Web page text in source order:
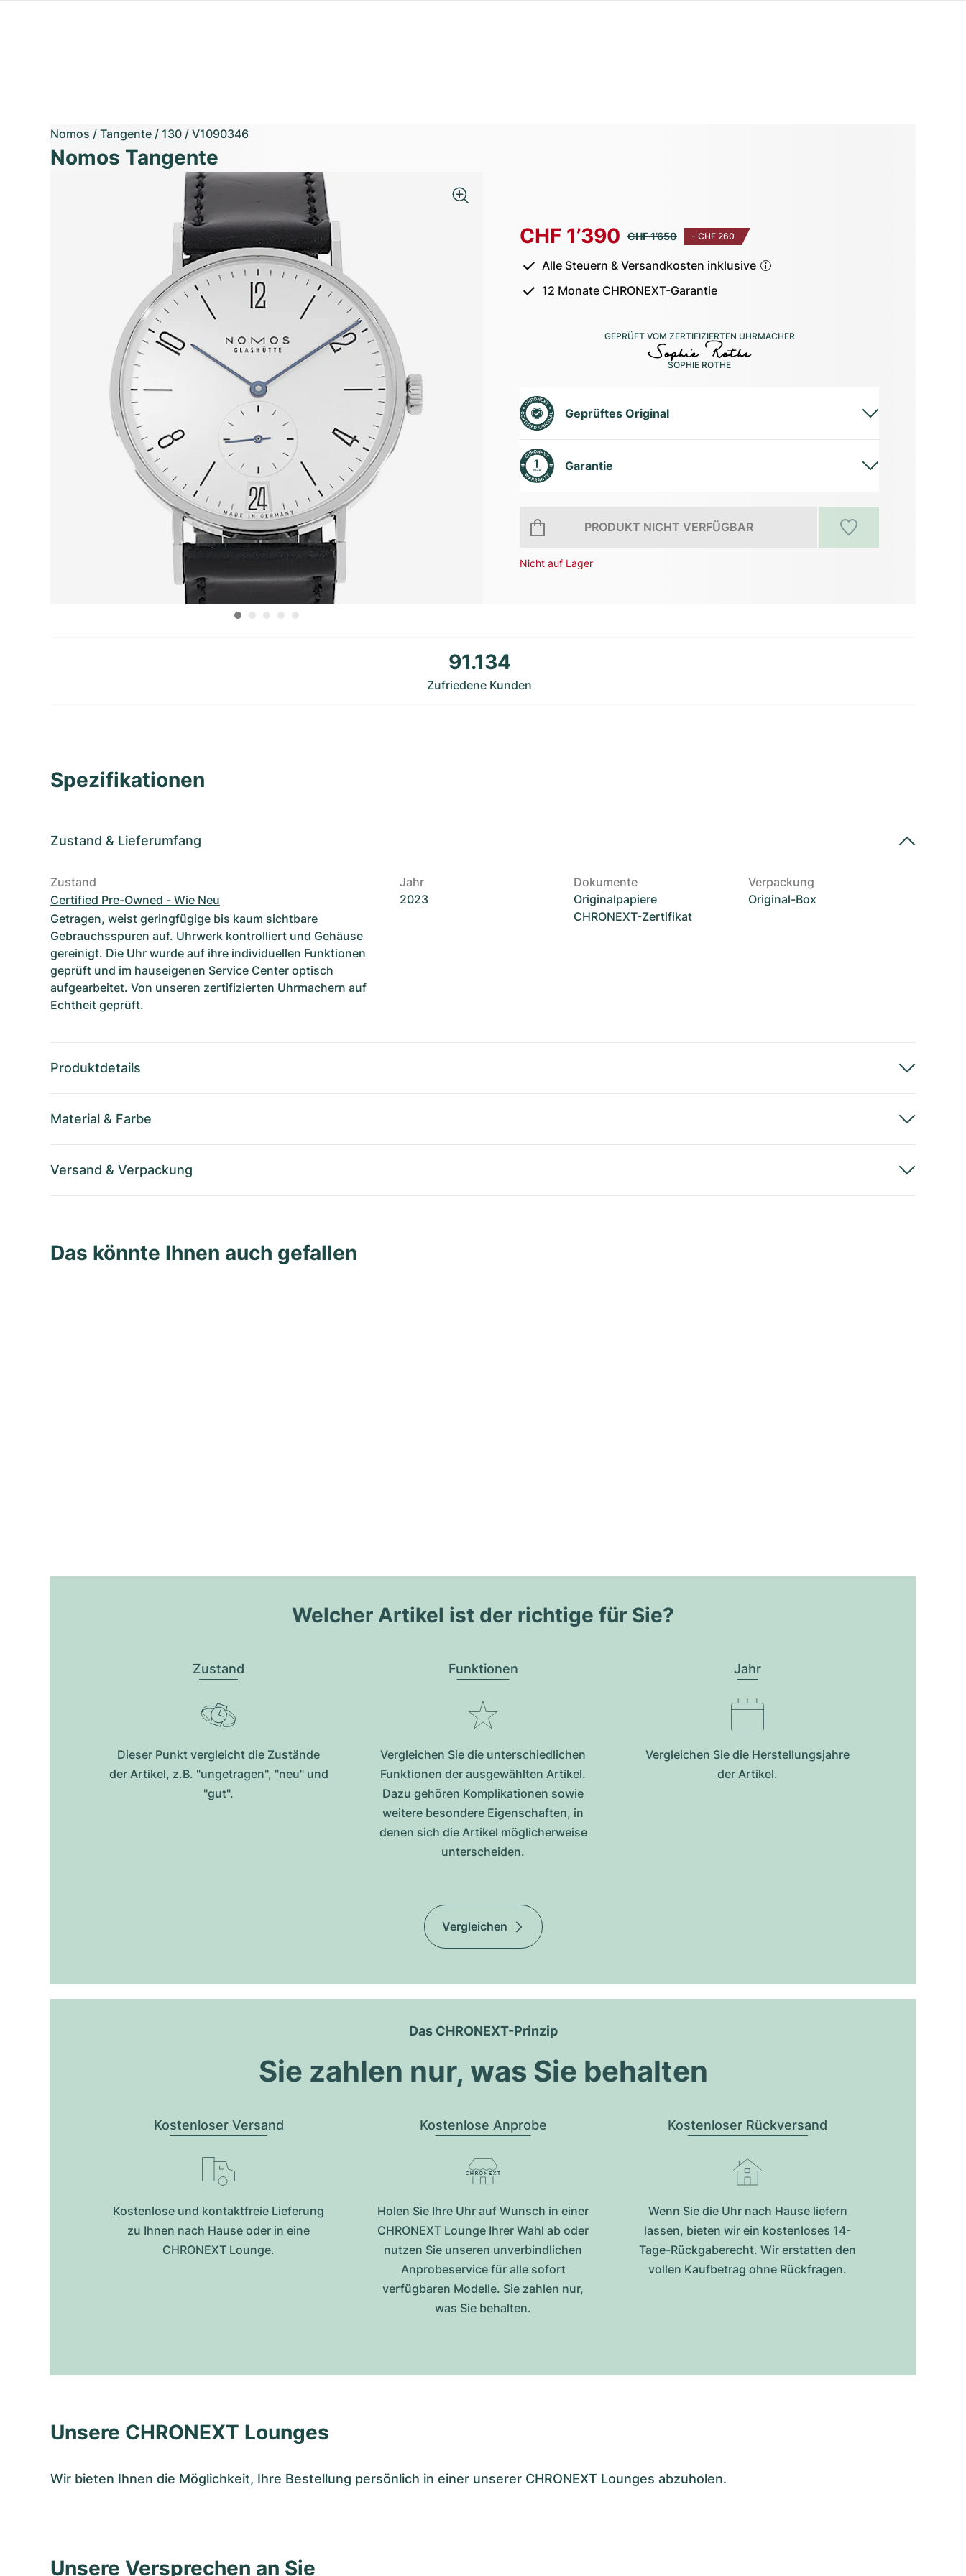
Nomos / Tangente / 130 / V1090346
Nomos Tangente
CHF 1’390 CHF 1’650 - CHF 260
Alle Steuern & Versandkosten inklusive
12 Monate CHRONEXT-Garantie
GEPRÜFT VOM ZERTIFIZIERTEN UHRMACHER
SOPHIE ROTHE
Geprüftes Original
Garantie
PRODUKT NICHT VERFÜGBAR
Nicht auf Lager
91.134
Zufriedene Kunden
Spezifikationen
Zustand & Lieferumfang
Zustand
Certified Pre-Owned - Wie Neu
Getragen, weist geringfügige bis kaum sichtbare
Gebrauchsspuren auf. Uhrwerk kontrolliert und Gehäuse
gereinigt. Die Uhr wurde auf ihre individuellen Funktionen
geprüft und im hauseigenen Service Center optisch
aufgearbeitet. Von unseren zertifizierten Uhrmachern auf
Echtheit geprüft.
Jahr
2023
Dokumente
Originalpapiere
CHRONEXT-Zertifikat
Verpackung
Original-Box
Produktdetails
Material & Farbe
Versand & Verpackung
Das könnte Ihnen auch gefallen
Welcher Artikel ist der richtige für Sie?
Zustand
Dieser Punkt vergleicht die Zustände
der Artikel, z.B. "ungetragen", "neu" und
"gut".
Funktionen
Vergleichen Sie die unterschiedlichen
Funktionen der ausgewählten Artikel.
Dazu gehören Komplikationen sowie
weitere besondere Eigenschaften, in
denen sich die Artikel möglicherweise
unterscheiden.
Jahr
Vergleichen Sie die Herstellungsjahre
der Artikel.
Vergleichen
Das CHRONEXT-Prinzip
Sie zahlen nur, was Sie behalten
Kostenloser Versand
Kostenlose und kontaktfreie Lieferung
zu Ihnen nach Hause oder in eine
CHRONEXT Lounge.
Kostenlose Anprobe
Holen Sie Ihre Uhr auf Wunsch in einer
CHRONEXT Lounge Ihrer Wahl ab oder
nutzen Sie unseren unverbindlichen
Anprobeservice für alle sofort
verfügbaren Modelle. Sie zahlen nur,
was Sie behalten.
Kostenloser Rückversand
Wenn Sie die Uhr nach Hause liefern
lassen, bieten wir ein kostenloses 14-
Tage-Rückgaberecht. Wir erstatten den
vollen Kaufbetrag ohne Rückfragen.
Unsere CHRONEXT Lounges
Wir bieten Ihnen die Möglichkeit, Ihre Bestellung persönlich in einer unserer CHRONEXT Lounges abzuholen.
Unsere Versprechen an Sie